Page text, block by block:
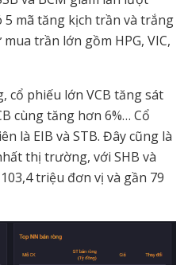
5 mã tăng kịch trần và trắng
trần lớn gồm HPG, VIC,
cổ phiếu lớn VCB tăng sát
cùng tăng hơn 6%… Cổ
là EIB và STB. Đây cũng là
thị trường, với SHB và
triệu đơn vị và gần 79